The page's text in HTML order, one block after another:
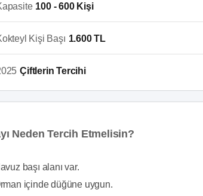
100 - 600 Kişi
Kişi Başı 1.600 TL
Çiftlerin Tercihi
Neden Tercih Etmelisin?
başı alanı var.
içinde düğüne uygun.